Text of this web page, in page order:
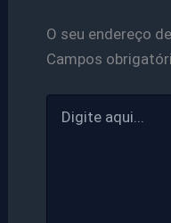
O seu endereço
Campos
aqui...